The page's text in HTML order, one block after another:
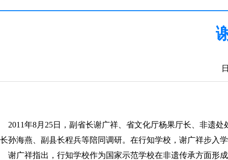
领导关怀 旅游服务 就业安排
优秀毕业生
企业信息
2011年8月25日，副省长谢广祥、省文化厅杨果厅长、非遗
长孙海燕、副县长程兵等陪同调研。在行知学校，谢广祥步入
谢广祥指出，行知学校作为国家示范学校在非遗传承方面形